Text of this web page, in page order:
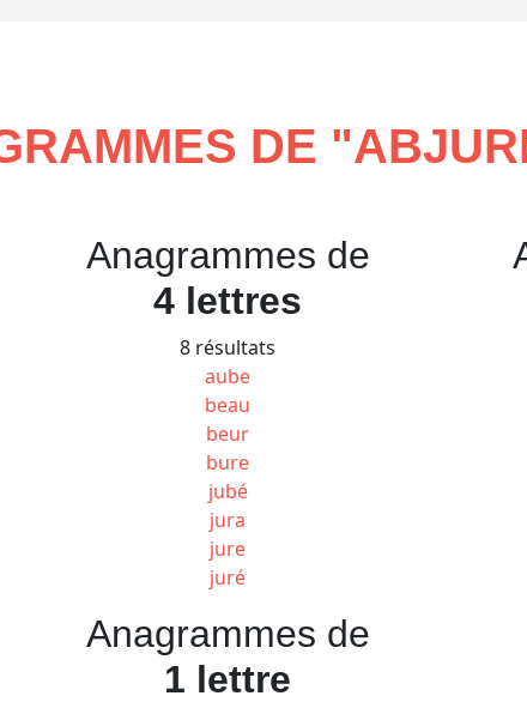
DE "
Anagrammes de
4 lettres
8 résultats
aube
beau
beur
bure
jubé
jura
jure
juré
Anagrammes de
1 lettre